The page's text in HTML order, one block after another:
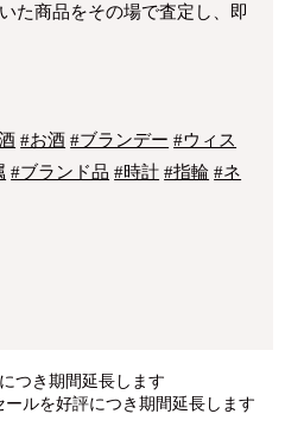
た商品をその場で査定し、即
#お酒 #ブランデー #ウィス
#ブランド品 #時計 #指輪 #ネ
つき期間延長します
ルを好評につき期間延長します